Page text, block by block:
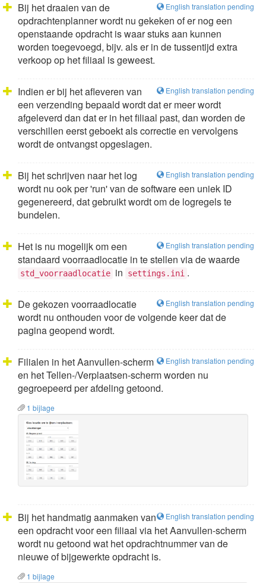
English translation pending
Bij het draaien van de
opdrachtenplanner wordt nu gekeken of er nog een
openstaande opdracht is waar stuks aan kunnen
worden toegevoegd, bijv. als er in de tussentijd extra
verkoop op het filiaal is geweest.
English translation pending
Indien er bij het afleveren van
een verzending bepaald wordt dat er meer wordt
afgeleverd dan dat er in het filiaal past, dan worden de
verschillen eerst geboekt als correctie en vervolgens
wordt de ontvangst opgeslagen.
English translation pending
Bij het schrijven naar het log
wordt nu ook per 'run' van de software een uniek ID
gegenereerd, dat gebruikt wordt om de logregels te
bundelen.
English translation pending
Het is nu mogelijk om een
standaard voorraadlocatie in te stellen via de waarde
std_voorraadlocatie in settings.ini .
English translation pending
De gekozen voorraadlocatie
wordt nu onthouden voor de volgende keer dat de
pagina geopend wordt.
English translation pending
Filialen in het Aanvullen-scherm
en het Tellen-/Verplaatsen-scherm worden nu
gegroepeerd per afdeling getoond.
1 bijlage
English translation pending
Bij het handmatig aanmaken van
een opdracht voor een filiaal via het Aanvullen-scherm
wordt nu getoond wat het opdrachtnummer van de
nieuwe of bijgewerkte opdracht is.
1 bijlage